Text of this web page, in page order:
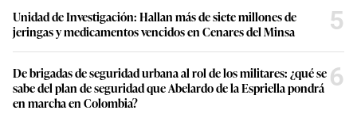
Unidad de Investigación: Hallan más de siete millones de
jeringas y medicamentos vencidos en Cenares del Minsa
5
De brigadas de seguridad urbana al rol de los militares: ¿qué se
sabe del plan de seguridad que Abelardo de la Espriella pondrá
en marcha en Colombia?
6